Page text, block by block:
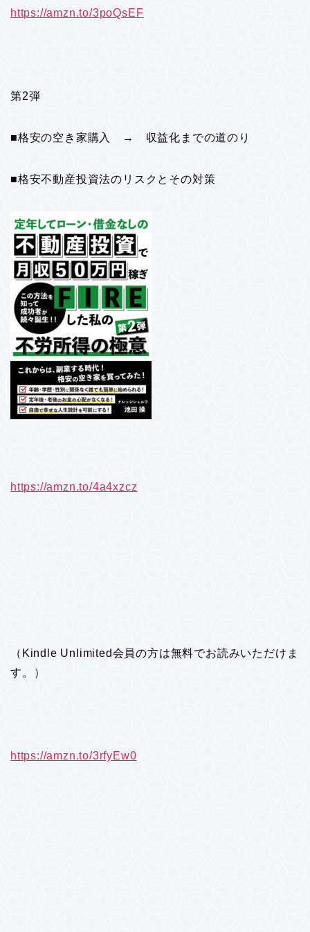
https://amzn.to/3poQsEF
第2弾
■格安の空き家購入 → 収益化までの道のり
■格安不動産投資法のリスクとその対策
https://amzn.to/4a4xzcz
（Kindle Unlimited会員の方は無料でお読みいただけま
す。）
https://amzn.to/3rfyEw0